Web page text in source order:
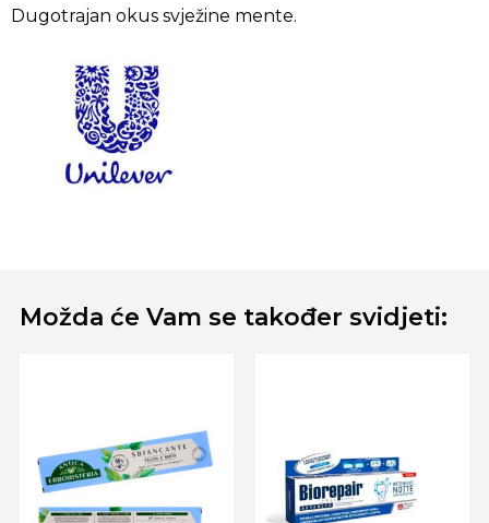
Dugotrajan okus svježine mente.
Možda će Vam se također svidjeti: